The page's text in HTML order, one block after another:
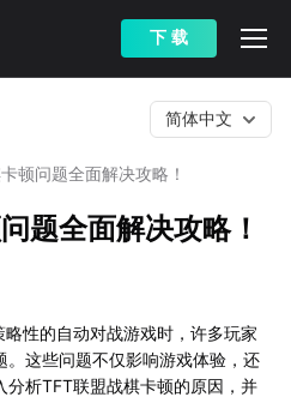
下 载
顿问题全面解决攻略！
简体中文
题全面解决攻略！
性的自动对战游戏时，许多玩家
这些问题不仅影响游戏体验，还
析TFT联盟战棋卡顿的原因，并